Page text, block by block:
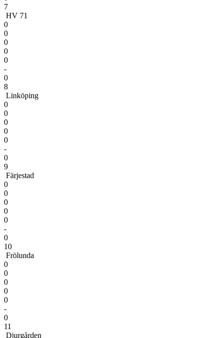
7
HV 71
0
0
0
0
0
-
0
8
Linköping
0
0
0
0
0
-
0
9
Färjestad
0
0
0
0
0
-
0
10
Frölunda
0
0
0
0
0
-
0
11
Djurgården